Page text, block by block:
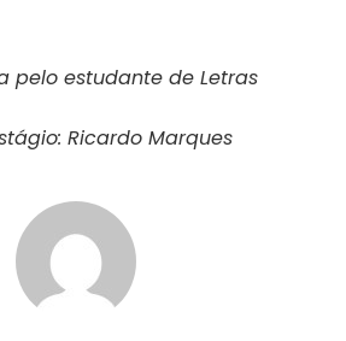
pelo estudante de Letras
Ricardo Marques